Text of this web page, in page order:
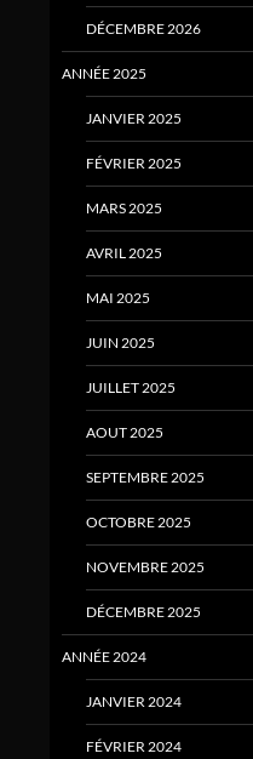
DÉCEMBRE 2026
ANNÉE 2025
JANVIER 2025
FÉVRIER 2025
MARS 2025
AVRIL 2025
MAI 2025
JUIN 2025
JUILLET 2025
AOUT 2025
SEPTEMBRE 2025
OCTOBRE 2025
NOVEMBRE 2025
DÉCEMBRE 2025
ANNÉE 2024
JANVIER 2024
FÉVRIER 2024